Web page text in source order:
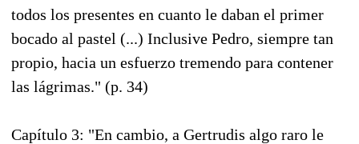
todos los presentes en cuanto le daban el primer
bocado al pastel (...) Inclusive Pedro, siempre tan
propio, hacia un esfuerzo tremendo para contener
las lágrimas." (p. 34)
Capítulo 3: "En cambio, a Gertrudis algo raro le